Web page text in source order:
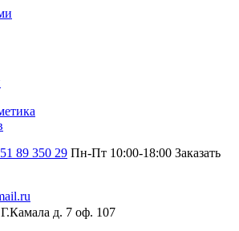
89 350 29 Пн-Пт 10:00-18:00 Заказать
Г.Камала д. 7 оф. 107